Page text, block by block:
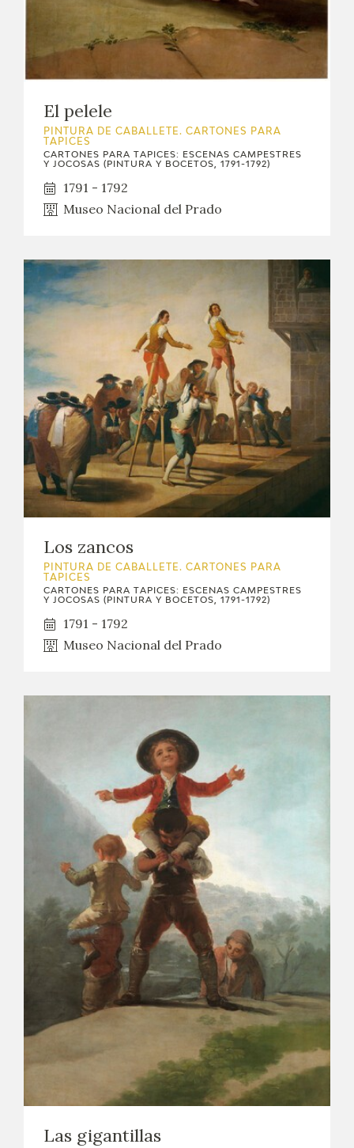
El pelele
PINTURA DE CABALLETE. CARTONES PARA
TAPICES
CARTONES PARA TAPICES: ESCENAS CAMPESTRES
Y JOCOSAS (PINTURA Y BOCETOS, 1791-1792)
1791 - 1792
Museo Nacional del Prado
Los zancos
PINTURA DE CABALLETE. CARTONES PARA
TAPICES
CARTONES PARA TAPICES: ESCENAS CAMPESTRES
Y JOCOSAS (PINTURA Y BOCETOS, 1791-1792)
1791 - 1792
Museo Nacional del Prado
Las gigantillas